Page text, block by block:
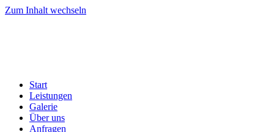
Zum Inhalt wechseln
Start
Leistungen
Galerie
Über uns
Anfragen